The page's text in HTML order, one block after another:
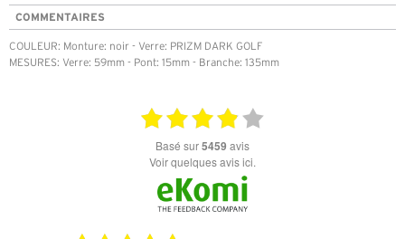
COMMENTAIRES
COULEUR: Monture: noir - Verre: PRIZM DARK GOLF
MESURES: Verre: 59mm - Pont: 15mm - Branche: 135mm
basé sur5459 avis
Voir quelques avis ici.